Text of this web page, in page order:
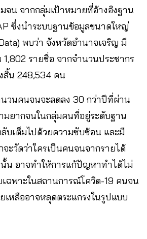
น จากกลุ่มเป้าหมายที่อ้างอิงฐาน
ซึ่งนำระบบฐานข้อมูลขนาดใหญ่
พบว่า จังหวัดอำนาจเจริญ มี
รายชื่อ จากจำนวนประชากร
สิ้น 248,534 คน
วนคนจนจะลดลง 30 กว่าปีที่ผ่าน
มยากจนในกลุ่มคนที่อยู่ระดับฐาน
บเต็มไปด้วยความซับซ้อน และมี
ะวัดว่าใครเป็นคนจนจากรายได้
น อาจทำให้การแก้ปัญหาทำได้ไม่
เฉพาะในสถานการณ์โควิด-19 คนจน
เหลืออาจหลุดตระแกรงในรูปแบบ